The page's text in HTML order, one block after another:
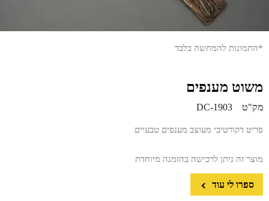
*התמונות להמחשה בלבד
משוט מענפים
מק"ט DC-1903
פריט דקורטיבי מעוצב מענפים טבעיים
מוצר זה ניתן לרכישה בהזמנה מיוחדת
ספרו לי עוד